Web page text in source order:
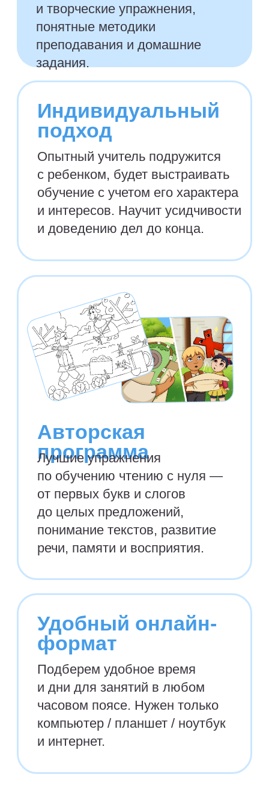
речи, памяти и восприятия.
Удобный онлайн-
и дни для занятий в любом
часовом поясе. Нужен только
компьютер / планшет / ноутбук
и интернет.
Детям, которымтяжело
и скучно учиться читать
самим или с родителями
Для кого будет
полезен курс
«Словарики»?
Детям,
допускающим
ошибки при чтении,
пропускающим буквы,
не понимающим смысл
Детям, которыене знают
Детям-билингвам,
которые говорят
на двух и более
языках
Забыл
how to
say...